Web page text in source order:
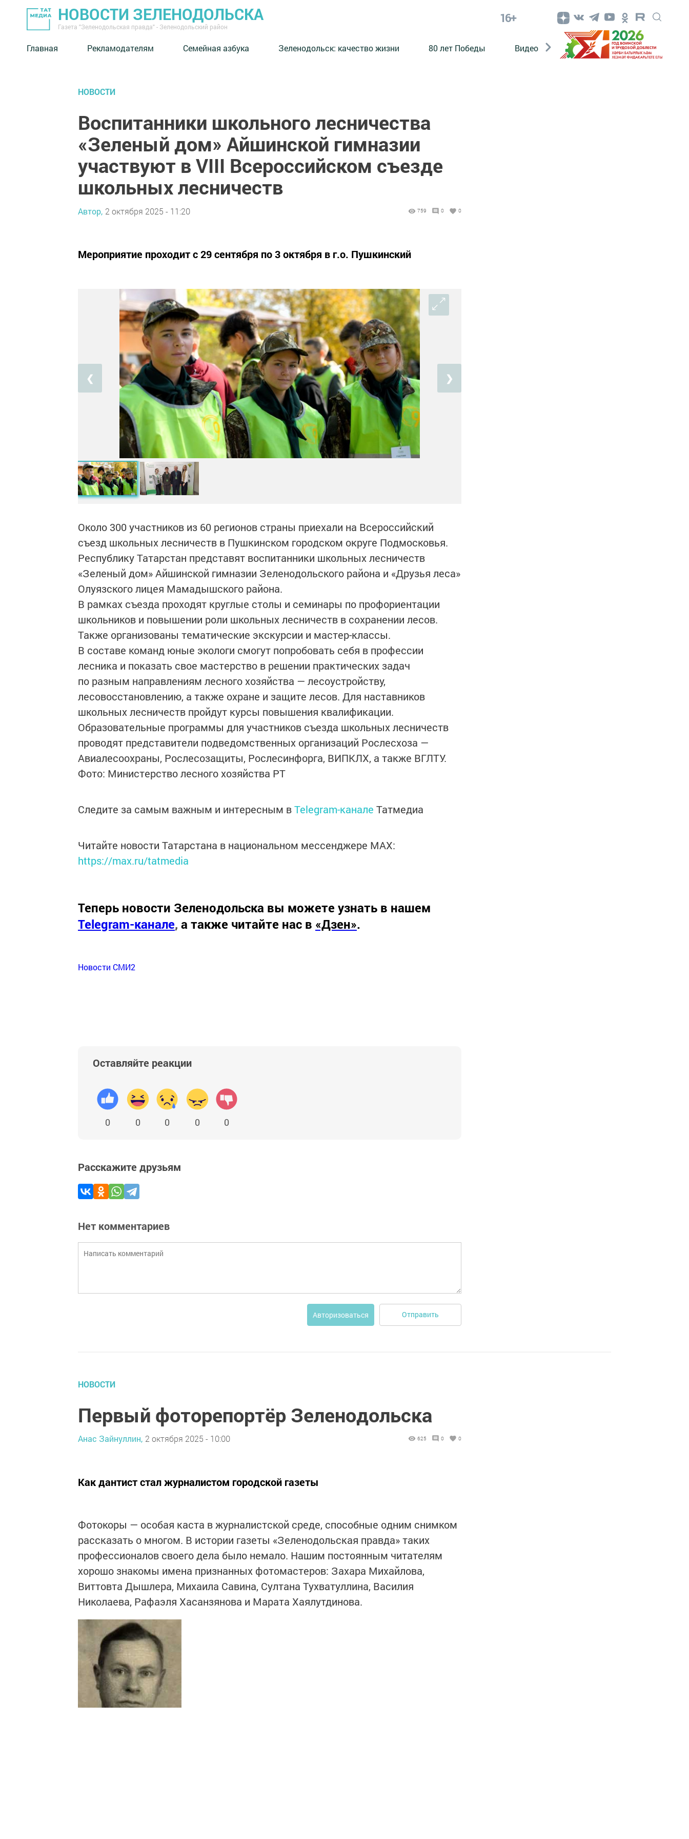
НОВОСТИ ЗЕЛЕНОДОЛЬСКА
Газета "Зеленодольская правда" - Зеленодольский район
16+
Главная Рекламодателям Семейная азбука ⁠Зеленодольск: качество жизни 80 лет Победы Видео Конкурсы ЭтноДети
НОВОСТИ
Воспитанники школьного лесничества
«Зеленый дом» Айшинской гимназии
участвуют в VIII Всероссийском съезде
школьных лесничеств
Автор, 2 октября 2025 - 11:20 759 0 0
Мероприятие проходит с 29 сентября по 3 октября в г.о. Пушкинский
❮ ❯
Около 300 участников из 60 регионов страны приехали на Всероссийский
съезд школьных лесничеств в Пушкинском городском округе Подмосковья.
Республику Татарстан представят воспитанники школьных лесничеств
«Зеленый дом» Айшинской гимназии Зеленодольского района и «Друзья леса»
Олуязского лицея Мамадышского района.
В рамках съезда проходят круглые столы и семинары по профориентации
школьников и повышении роли школьных лесничеств в сохранении лесов.
Также организованы тематические экскурсии и мастер-классы.
В составе команд юные экологи смогут попробовать себя в профессии
лесника и показать свое мастерство в решении практических задач
по разным направлениям лесного хозяйства — лесоустройству,
лесовосстановлению, а также охране и защите лесов. Для наставников
школьных лесничеств пройдут курсы повышения квалификации.
Образовательные программы для участников съезда школьных лесничеств
проводят представители подведомственных организаций Рослесхоза —
Авиалесоохраны, Рослесозащиты, Рослесинфорга, ВИПКЛХ, а также ВГЛТУ.
Фото: Министерство лесного хозяйства РТ
Следите за самым важным и интересным вTelegram-канале Татмедиа
Читайте новости Татарстана в национальном мессенджере MАХ:
https://max.ru/tatmedia
Теперь новости Зеленодольска вы можете узнать в нашем
Telegram-канале, а также читайте нас в «Дзен».
Новости СМИ2
Оставляйте реакции
0 0 0 0 0
Расскажите друзьям
Нет комментариев
Авторизоваться Отправить
НОВОСТИ
Первый фоторепортёр Зеленодольска
Анас Зайнуллин, 2 октября 2025 - 10:00 625 0 0
Как дантист стал журналистом городской газеты
Фотокоры — особая каста в журналистской среде, способные одним снимком
рассказать о многом. В истории газеты «Зеленодольская правда» таких
профессионалов своего дела было немало. Нашим постоянным читателям
хорошо знакомы имена признанных фотомастеров: Захара Михайлова,
Виттовта Дышлера, Михаила Савина, Султана Тухватуллина, Василия
Николаева, Рафаэля Хасанзянова и Марата Хаялутдинова.